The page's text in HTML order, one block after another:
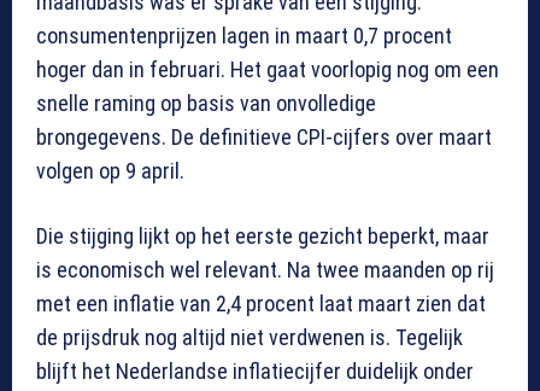
consumentenprijzen lagen in maart 0,7 procent
hoger dan in februari. Het gaat voorlopig nog om een
snelle raming op basis van onvolledige
brongegevens. De definitieve CPI-cijfers over maart
volgen op 9 april.
Die stijging lijkt op het eerste gezicht beperkt, maar
is economisch wel relevant. Na twee maanden op rij
met een inflatie van 2,4 procent laat maart zien dat
de prijsdruk nog altijd niet verdwenen is. Tegelijk
blijft het Nederlandse inflatiecijfer duidelijk onder